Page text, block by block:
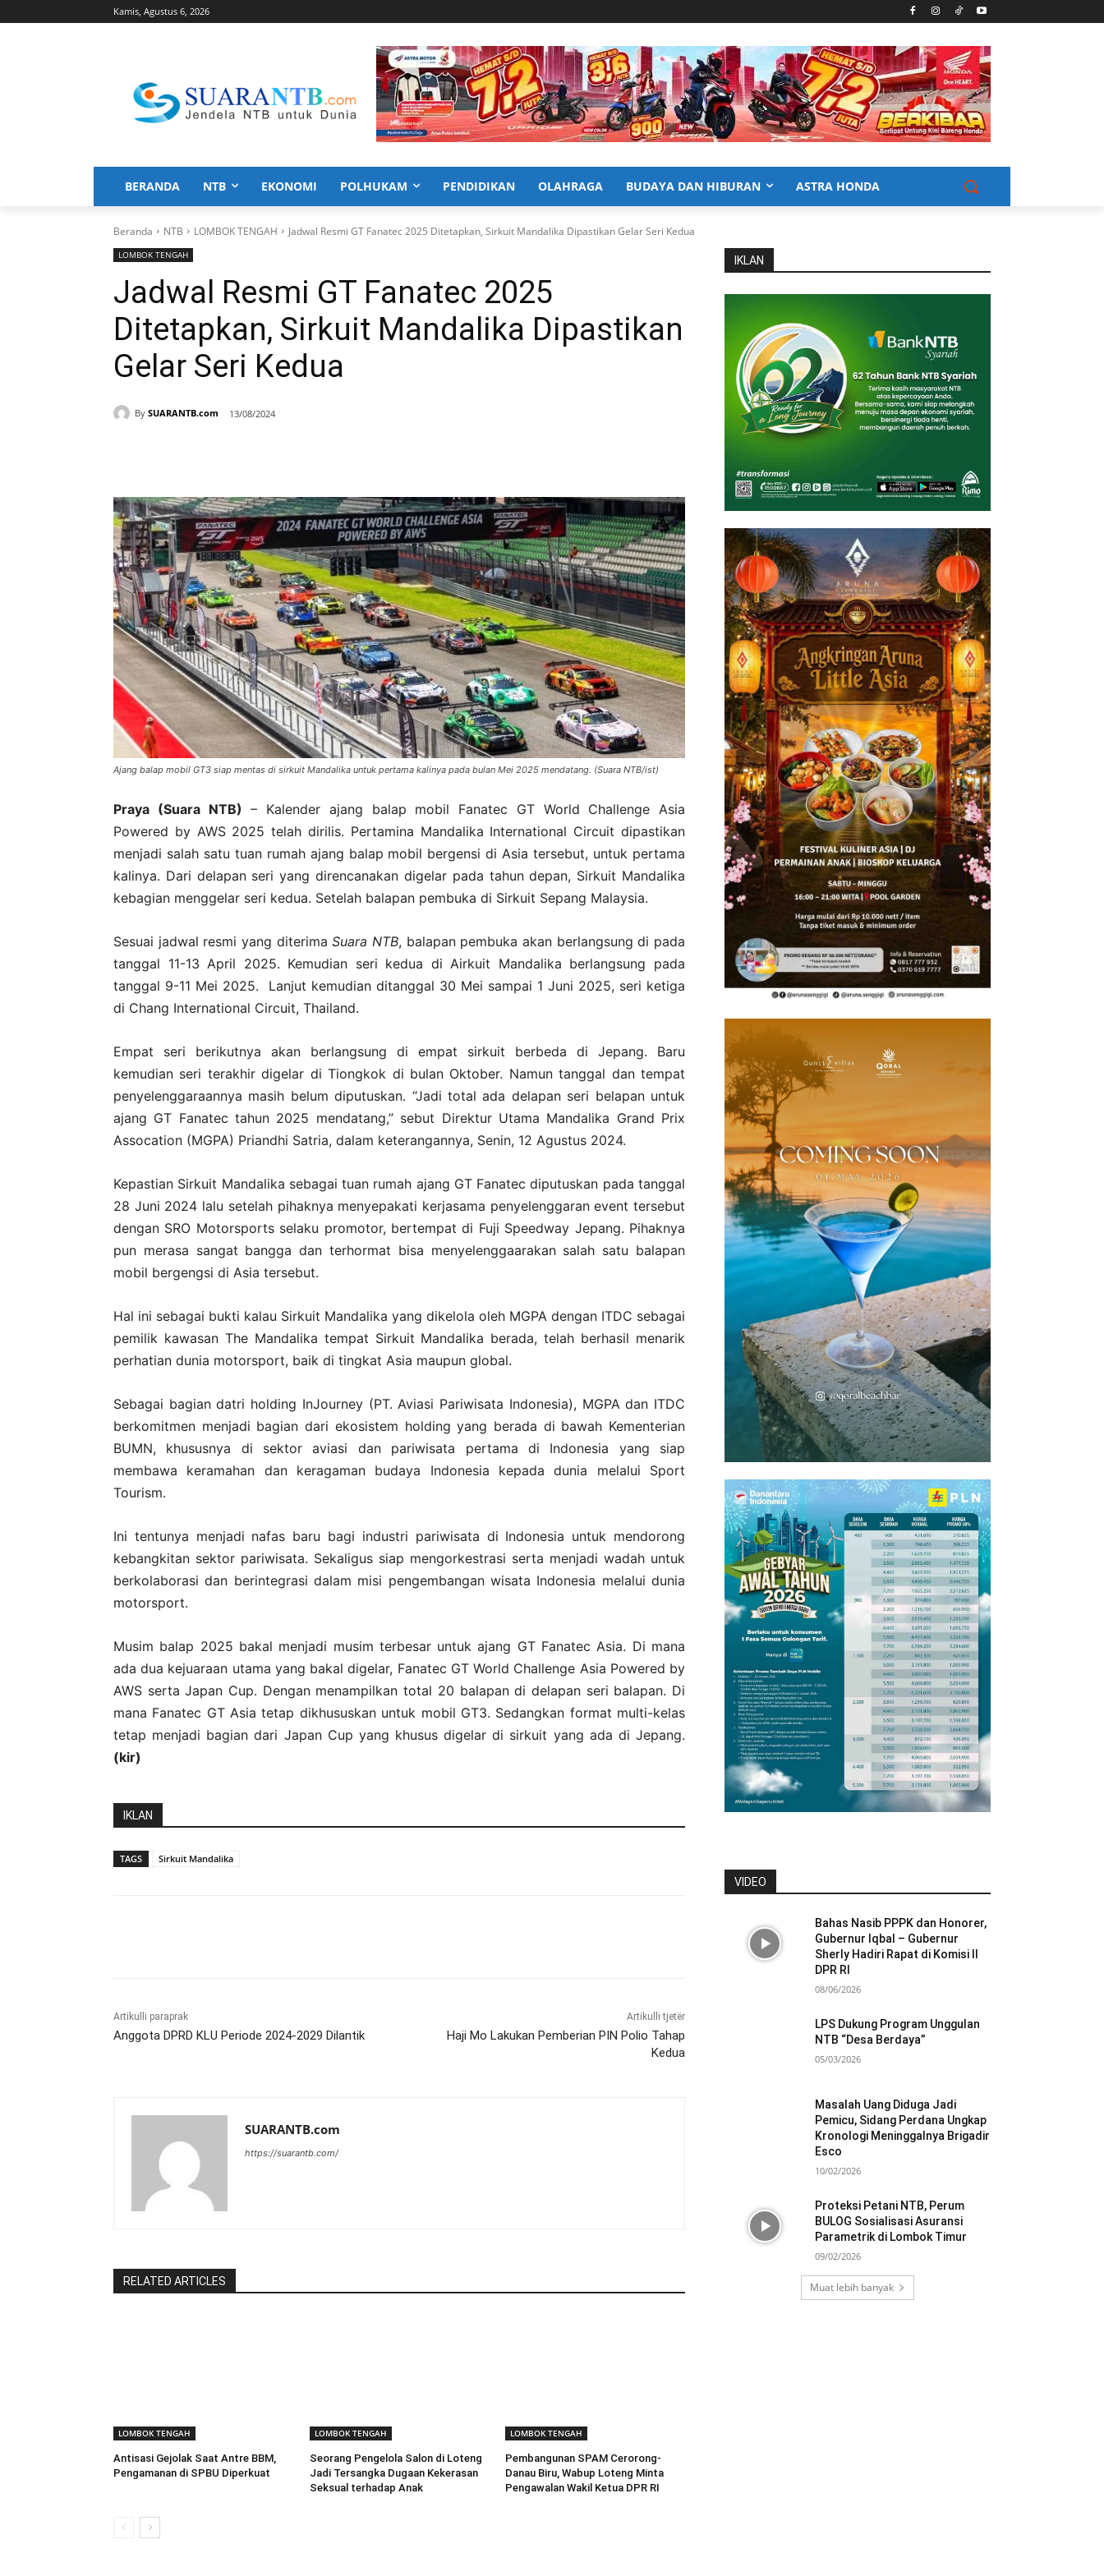
Kamis, Agustus 6, 2026
BERANDA NTB EKONOMI POLHUKAM PENDIDIKAN OLAHRAGA BUDAYA DAN HIBURAN ASTRA HONDA
Beranda NTB LOMBOK TENGAH Jadwal Resmi GT Fanatec 2025 Ditetapkan, Sirkuit Mandalika Dipastikan Gelar Seri Kedua
LOMBOK TENGAH
Jadwal Resmi GT Fanatec 2025
Ditetapkan, Sirkuit Mandalika Dipastikan
Gelar Seri Kedua
By SUARANTB.com 13/08/2024
Ajang balap mobil GT3 siap mentas di sirkuit Mandalika untuk pertama kalinya pada bulan Mei 2025 mendatang. (Suara NTB/ist)
Praya (Suara NTB) – Kalender ajang balap mobil Fanatec GT World Challenge Asia
Powered by AWS 2025 telah dirilis. Pertamina Mandalika International Circuit dipastikan
menjadi salah satu tuan rumah ajang balap mobil bergensi di Asia tersebut, untuk pertama
kalinya. Dari delapan seri yang direncanakan digelar pada tahun depan, Sirkuit Mandalika
kebagian menggelar seri kedua. Setelah balapan pembuka di Sirkuit Sepang Malaysia.
Sesuai jadwal resmi yang diterimaSuara NTB, balapan pembuka akan berlangsung di pada
tanggal 11-13 April 2025. Kemudian seri kedua di Airkuit Mandalika berlangsung pada
tanggal 9-11 Mei 2025. Lanjut kemudian ditanggal 30 Mei sampai 1 Juni 2025, seri ketiga
di Chang International Circuit, Thailand.
Empat seri berikutnya akan berlangsung di empat sirkuit berbeda di Jepang. Baru
kemudian seri terakhir digelar di Tiongkok di bulan Oktober. Namun tanggal dan tempat
penyelenggaraannya masih belum diputuskan. “Jadi total ada delapan seri belapan untuk
ajang GT Fanatec tahun 2025 mendatang,” sebut Direktur Utama Mandalika Grand Prix
Assocation (MGPA) Priandhi Satria, dalam keterangannya, Senin, 12 Agustus 2024.
Kepastian Sirkuit Mandalika sebagai tuan rumah ajang GT Fanatec diputuskan pada tanggal
28 Juni 2024 lalu setelah pihaknya menyepakati kerjasama penyelenggaran event tersebut
dengan SRO Motorsports selaku promotor, bertempat di Fuji Speedway Jepang. Pihaknya
pun merasa sangat bangga dan terhormat bisa menyelenggaarakan salah satu balapan
mobil bergengsi di Asia tersebut.
Hal ini sebagai bukti kalau Sirkuit Mandalika yang dikelola oleh MGPA dengan ITDC sebagai
pemilik kawasan The Mandalika tempat Sirkuit Mandalika berada, telah berhasil menarik
perhatian dunia motorsport, baik di tingkat Asia maupun global.
Sebagai bagian datri holding InJourney (PT. Aviasi Pariwisata Indonesia), MGPA dan ITDC
berkomitmen menjadi bagian dari ekosistem holding yang berada di bawah Kementerian
BUMN, khususnya di sektor aviasi dan pariwisata pertama di Indonesia yang siap
membawa keramahan dan keragaman budaya Indonesia kepada dunia melalui Sport
Tourism.
Ini tentunya menjadi nafas baru bagi industri pariwisata di Indonesia untuk mendorong
kebangkitan sektor pariwisata. Sekaligus siap mengorkestrasi serta menjadi wadah untuk
berkolaborasi dan berintegrasi dalam misi pengembangan wisata Indonesia melalui dunia
motorsport.
Musim balap 2025 bakal menjadi musim terbesar untuk ajang GT Fanatec Asia. Di mana
ada dua kejuaraan utama yang bakal digelar, Fanatec GT World Challenge Asia Powered by
AWS serta Japan Cup. Dengan menampilkan total 20 balapan di delapan seri balapan. Di
mana Fanatec GT Asia tetap dikhususkan untuk mobil GT3. Sedangkan format multi-kelas
tetap menjadi bagian dari Japan Cup yang khusus digelar di sirkuit yang ada di Jepang.
(kir)
IKLAN
TAGS Sirkuit Mandalika
Artikulli paraprak
Anggota DPRD KLU Periode 2024-2029 Dilantik
Artikulli tjetër
Haji Mo Lakukan Pemberian PIN Polio Tahap
Kedua
SUARANTB.com
https://suarantb.com/
RELATED ARTICLES
LOMBOK TENGAH
Antisasi Gejolak Saat Antre BBM,
Pengamanan di SPBU Diperkuat
LOMBOK TENGAH
Seorang Pengelola Salon di Loteng
Jadi Tersangka Dugaan Kekerasan
Seksual terhadap Anak
LOMBOK TENGAH
Pembangunan SPAM Cerorong-
Danau Biru, Wabup Loteng Minta
Pengawalan Wakil Ketua DPR RI
IKLAN
VIDEO
Bahas Nasib PPPK dan Honorer,
Gubernur Iqbal – Gubernur
Sherly Hadiri Rapat di Komisi II
DPR RI
08/06/2026
LPS Dukung Program Unggulan
NTB “Desa Berdaya”
05/03/2026
Masalah Uang Diduga Jadi
Pemicu, Sidang Perdana Ungkap
Kronologi Meninggalnya Brigadir
Esco
10/02/2026
Proteksi Petani NTB, Perum
BULOG Sosialisasi Asuransi
Parametrik di Lombok Timur
09/02/2026
Muat lebih banyak